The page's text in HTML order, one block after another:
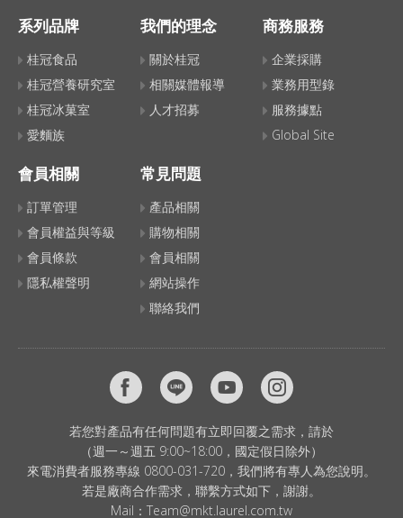
系列品牌
桂冠食品
桂冠營養研究室
桂冠冰菓室
愛麵族
我們的理念
關於桂冠
相關媒體報導
人才招募
商務服務
企業採購
業務用型錄
服務據點
Global Site
會員相關
訂單管理
會員權益與等級
會員條款
隱私權聲明
常見問題
產品相關
購物相關
會員相關
網站操作
聯絡我們
若您對產品有任何問題有立即回覆之需求，請於
（週一～週五 9:00~18:00，國定假日除外）
來電消費者服務專線 0800-031-720，我們將有專人為您說明。
若是廠商合作需求，聯繫方式如下，謝謝。
Mail： Team@mkt.laurel.com.tw